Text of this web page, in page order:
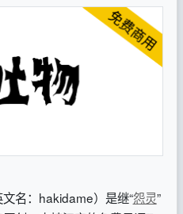
名：hakidame）是继“怨灵”